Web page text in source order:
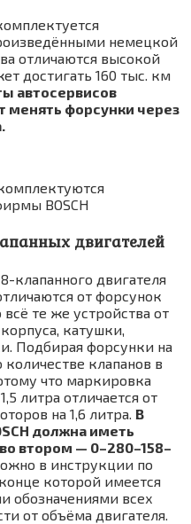
немецкой
отличаются высокой
достигать 160 тыс. км
автосервисов
менять форсунки через
BOSCH
двигателей
клапанного двигателя
от форсунок
всё те же устройства от
катушки,
Подбирая форсунки на
клапанов в
что маркировка
литра отличается от
на 1,6 литра. В
должна иметь
втором — 0–280–158–
в инструкции по
которой имеется
обозначениями всех
от объёма двигателя.